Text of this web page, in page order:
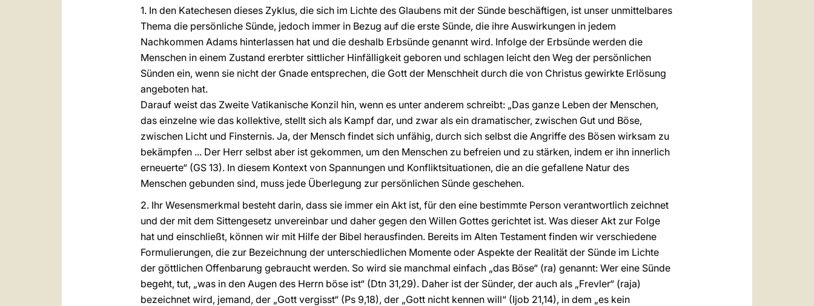
1. In den Katechesen dieses Zyklus, die sich im Lichte des Glaubens mit der Sünde beschäftigen, ist unser unmittelbares
Thema die persönliche Sünde, jedoch immer in Bezug auf die erste Sünde, die ihre Auswirkungen in jedem
Nachkommen Adams hinterlassen hat und die deshalb Erbsünde genannt wird. Infolge der Erbsünde werden die
Menschen in einem Zustand ererbter sittlicher Hinfälligkeit geboren und schlagen leicht den Weg der persönlichen
Sünden ein, wenn sie nicht der Gnade entsprechen, die Gott der Menschheit durch die von Christus gewirkte Erlösung
angeboten hat.
Darauf weist das Zweite Vatikanische Konzil hin, wenn es unter anderem schreibt: „Das ganze Leben der Menschen,
das einzelne wie das kollektive, stellt sich als Kampf dar, und zwar als ein dramatischer, zwischen Gut und Böse,
zwischen Licht und Finsternis. Ja, der Mensch findet sich unfähig, durch sich selbst die Angriffe des Bösen wirksam zu
bekämpfen ... Der Herr selbst aber ist gekommen, um den Menschen zu befreien und zu stärken, indem er ihn innerlich
erneuerte“ (GS 13). In diesem Kontext von Spannungen und Konfliktsituationen, die an die gefallene Natur des
Menschen gebunden sind, muss jede Überlegung zur persönlichen Sünde geschehen.
2. Ihr Wesensmerkmal besteht darin, dass sie immer ein Akt ist, für den eine bestimmte Person verantwortlich zeichnet
und der mit dem Sittengesetz unvereinbar und daher gegen den Willen Gottes gerichtet ist. Was dieser Akt zur Folge
hat und einschließt, können wir mit Hilfe der Bibel herausfinden. Bereits im Alten Testament finden wir verschiedene
Formulierungen, die zur Bezeichnung der unterschiedlichen Momente oder Aspekte der Realität der Sünde im Lichte
der göttlichen Offenbarung gebraucht werden. So wird sie manchmal einfach „das Böse“ (ra) genannt: Wer eine Sünde
begeht, tut, „was in den Augen des Herrn böse ist“ (Dtn 31,29). Daher ist der Sünder, der auch als „Frevler“ (raja)
bezeichnet wird, jemand, der „Gott vergisst“ (Ps 9,18), der „Gott nicht kennen will“ (Ijob 21,14), in dem „es kein